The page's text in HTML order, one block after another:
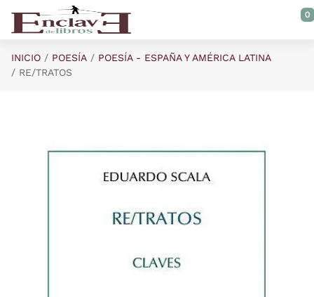
Saltar al contenido principal
0
INICIO POESÍA
POESÍA - ESPAÑA Y AMÉRICA LATINA
RE/TRATOS